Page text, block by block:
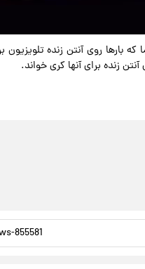
بارها روی آنتن زنده تلویزیون
زنده برای آنها کری خواند.